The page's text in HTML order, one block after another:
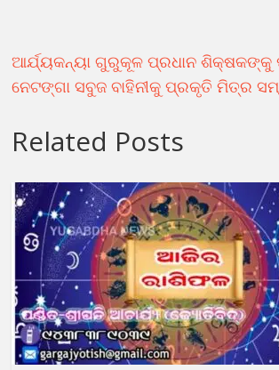
ଆର୍ଯ୍ୟକନ୍ୟା ଗୁରୁକୂଳ ପ୍ରଧାନ ଶିକ୍ଷକଙ୍କୁ
ନେଟଙ୍ଗା ସବୁଜ ବାହିନୀକୁ ପ୍ରକୃତି ମିତ୍ର
Related Posts